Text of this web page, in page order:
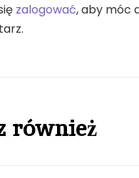
zalogować, aby móc
również